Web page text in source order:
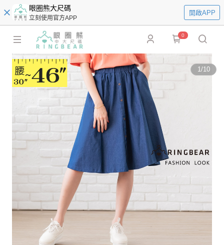
眼圈熊大尺碼
立刻使用官方APP
開啟APP
0
1/10